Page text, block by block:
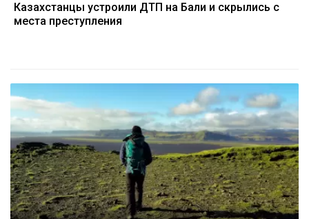
Казахстанцы устроили ДТП на Бали и скрылись с
места преступления